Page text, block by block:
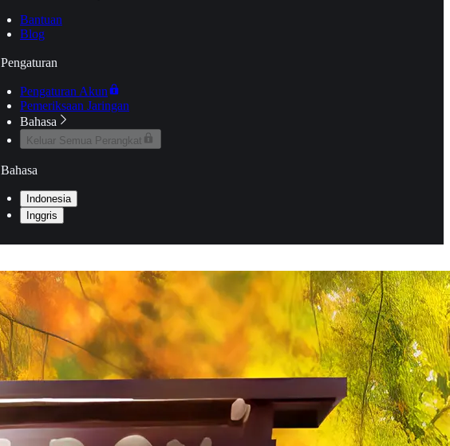
Bantuan
Blog
Pengaturan
Pengaturan Akun
Pemeriksaan Jaringan
Bahasa
Keluar Semua Perangkat
Bahasa
Indonesia
Inggris